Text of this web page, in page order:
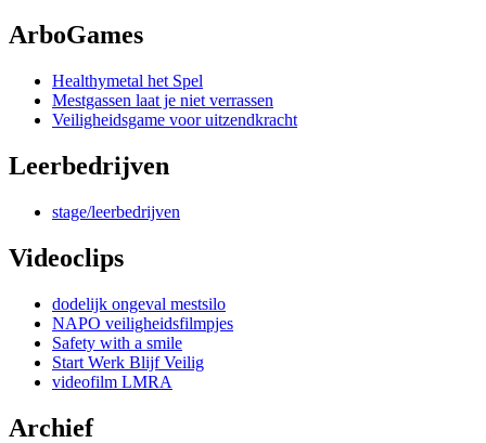
ArboGames
Healthymetal het Spel
Mestgassen laat je niet verrassen
Veiligheidsgame voor uitzendkracht
Leerbedrijven
stage/leerbedrijven
Videoclips
dodelijk ongeval mestsilo
NAPO veiligheidsfilmpjes
Safety with a smile
Start Werk Blijf Veilig
videofilm LMRA
Archief